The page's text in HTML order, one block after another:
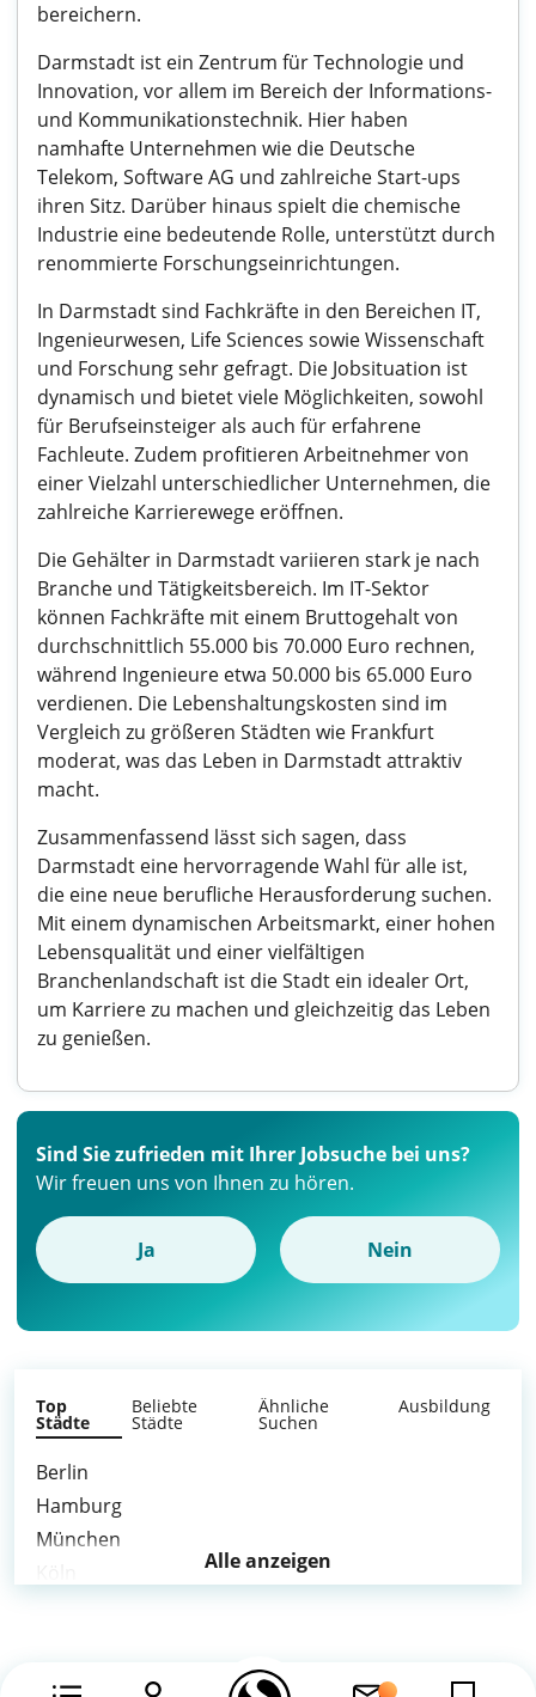
bereichern.
Darmstadt ist ein Zentrum für Technologie und
Innovation, vor allem im Bereich der Informations-
und Kommunikationstechnik. Hier haben
namhafte Unternehmen wie die Deutsche
Telekom, Software AG und zahlreiche Start-ups
ihren Sitz. Darüber hinaus spielt die chemische
Industrie eine bedeutende Rolle, unterstützt durch
renommierte Forschungseinrichtungen.
In Darmstadt sind Fachkräfte in den Bereichen IT,
Ingenieurwesen, Life Sciences sowie Wissenschaft
und Forschung sehr gefragt. Die Jobsituation ist
dynamisch und bietet viele Möglichkeiten, sowohl
für Berufseinsteiger als auch für erfahrene
Fachleute. Zudem profitieren Arbeitnehmer von
einer Vielzahl unterschiedlicher Unternehmen, die
zahlreiche Karrierewege eröffnen.
Die Gehälter in Darmstadt variieren stark je nach
Branche und Tätigkeitsbereich. Im IT-Sektor
können Fachkräfte mit einem Bruttogehalt von
durchschnittlich 55.000 bis 70.000 Euro rechnen,
während Ingenieure etwa 50.000 bis 65.000 Euro
verdienen. Die Lebenshaltungskosten sind im
Vergleich zu größeren Städten wie Frankfurt
moderat, was das Leben in Darmstadt attraktiv
macht.
Zusammenfassend lässt sich sagen, dass
Darmstadt eine hervorragende Wahl für alle ist,
die eine neue berufliche Herausforderung suchen.
Mit einem dynamischen Arbeitsmarkt, einer hohen
Lebensqualität und einer vielfältigen
Branchenlandschaft ist die Stadt ein idealer Ort,
um Karriere zu machen und gleichzeitig das Leben
zu genießen.
Sind Sie zufrieden mit Ihrer Jobsuche bei uns?
Wir freuen uns von Ihnen zu hören.
Ja Nein
Top
Städte
Beliebte
Städte
Ähnliche
Suchen
Ausbildung
Berlin
Hamburg
München
Alle anzeigen